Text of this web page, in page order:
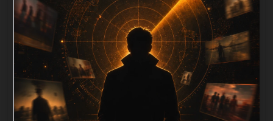
栏目内容归集
相关，图片文件名和 alt/title 也跟随主关键词、栏目词
和文章标题生成。如果采集内容缺少图片，将使用同主
题默认图兜底；如果标题过短、描述为空、正文摘要不
足或关键词连续重复，则不进入发布队列。本页还加入
常见问题和站内推荐，帮助用户从一个入口跳转到同类